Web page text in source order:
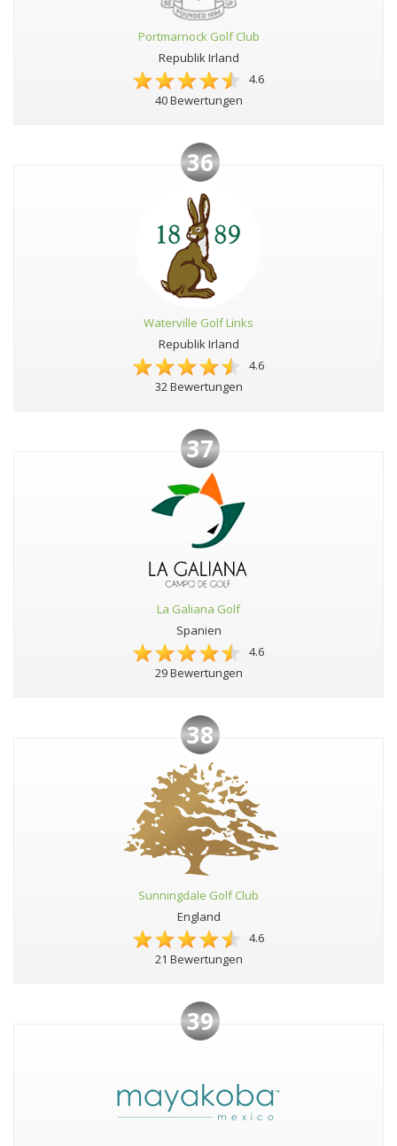
Portmarnock Golf Club
Republik Irland
4.6
40 Bewertungen
36
Waterville Golf Links
Republik Irland
4.6
32 Bewertungen
37
La Galiana Golf
Spanien
4.6
29 Bewertungen
38
Sunningdale Golf Club
England
4.6
21 Bewertungen
39